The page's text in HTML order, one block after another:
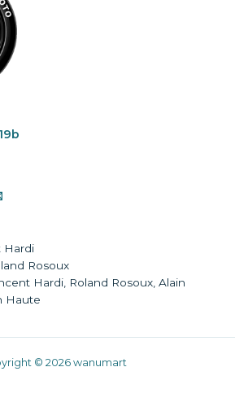
Hardi
Rosoux
Hardi, Roland Rosoux, Alain
Haute
© 2026 wanumart